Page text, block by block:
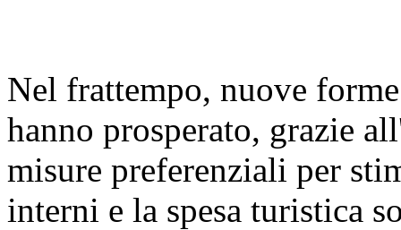
Nel frattempo, nuove
hanno prosperato, grazie
misure preferenziali per
interni e la spesa turistica